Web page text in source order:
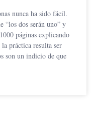
nunca ha sido fácil.
“los dos serán uno” y
páginas explicando
práctica resulta ser
son un indicio de que